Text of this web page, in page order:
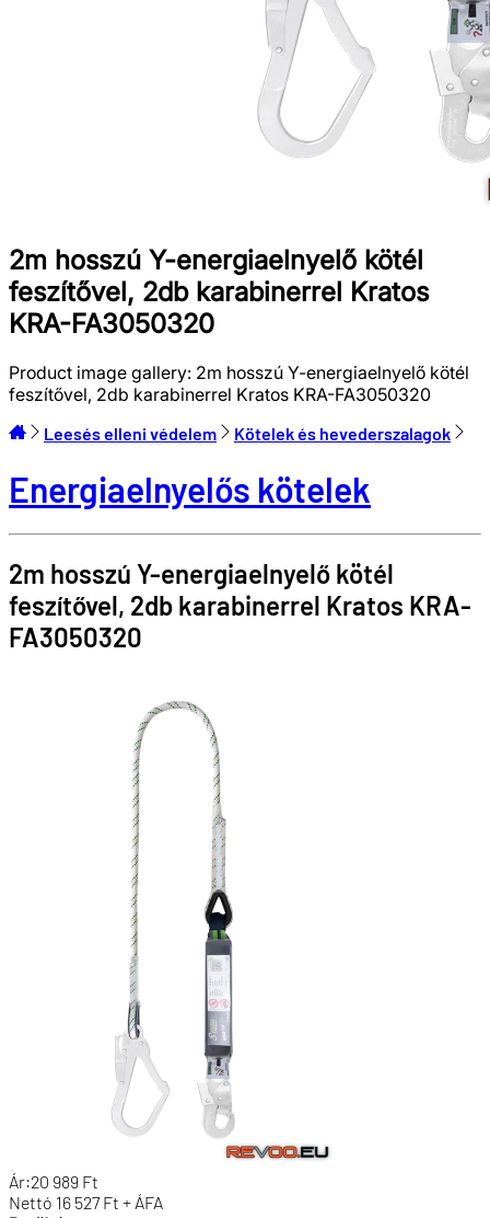
2m hosszú Y-energiaelnyelő kötél
feszítővel, 2db karabinerrel Kratos
KRA-FA3050320
Product image gallery: 2m hosszú Y-energiaelnyelő kötél
feszítővel, 2db karabinerrel Kratos KRA-FA3050320
Leesés elleni védelem Kötelek és hevederszalagok
Energiaelnyelős kötelek
2m hosszú Y-energiaelnyelő kötél
feszítővel, 2db karabinerrel Kratos KRA-
FA3050320
Ár:20 989 Ft
Nettó 16 527 Ft + ÁFA